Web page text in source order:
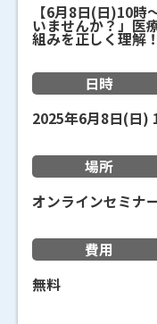
【6月8日(日)10
いませんか？」医
組みを正しく理解
日時
2025年6月8日(日)
場所
オンラインセミナ
費用
無料